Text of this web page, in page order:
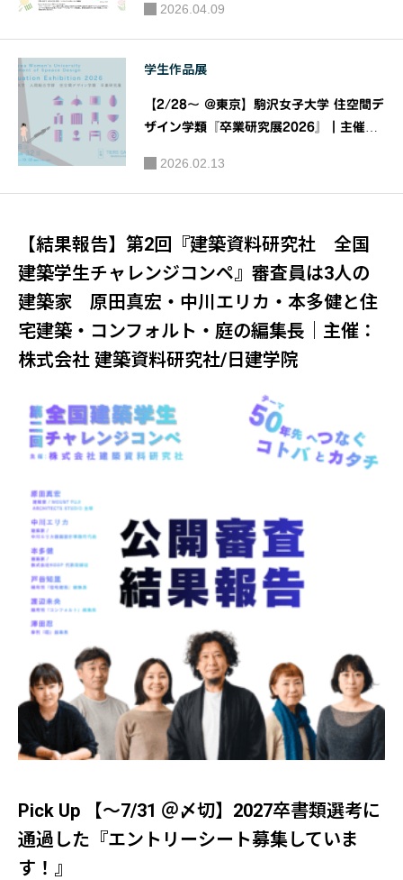
hama～ ストリートファニチャー優秀作品
体験展 「見て！触れて！楽しんで！」｜
主催：ストリートファニチャーコンペ運営
2026.04.09
学生作品展
【2/28〜 @東京】駒沢女子大学 住空間デ
ザイン学類『卒業研究展2026』｜主催：
ン学類
2026.02.13
【結果報告】第2回『建築資料研究社 全国
建築学生チャレンジコンペ』審査員は3人の
建築家 原田真宏・中川エリカ・本多健と住
宅建築・コンフォルト・庭の編集長｜主催：
株式会社 建築資料研究社/日建学院
Pick Up 【～7/31 ＠〆切】2027卒書類選考に
通過した『エントリーシート募集していま
す！』